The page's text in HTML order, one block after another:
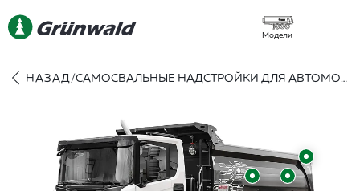
Модели
НАЗАД/ САМОСВАЛЬНЫЕ НАДСТРОЙКИ ДЛЯ АВТОМОБИЛЕЙ SCANIA